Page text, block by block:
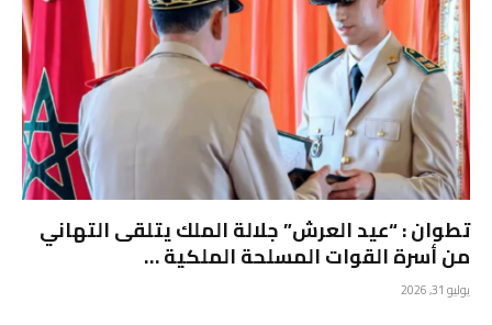
تطوان : “عيد العرش” جلالة الملك يتلقى التهاني
من أسرة القوات المسلحة الملكية …
يوليو 31, 2026